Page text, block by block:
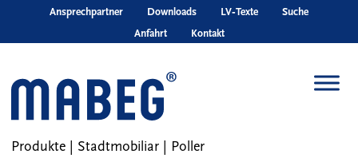
Skip to main content
Ansprechpartner Downloads LV‑Texte
Suche
Anfahrt
Kontakt
Produkte Stadtmobiliar Poller